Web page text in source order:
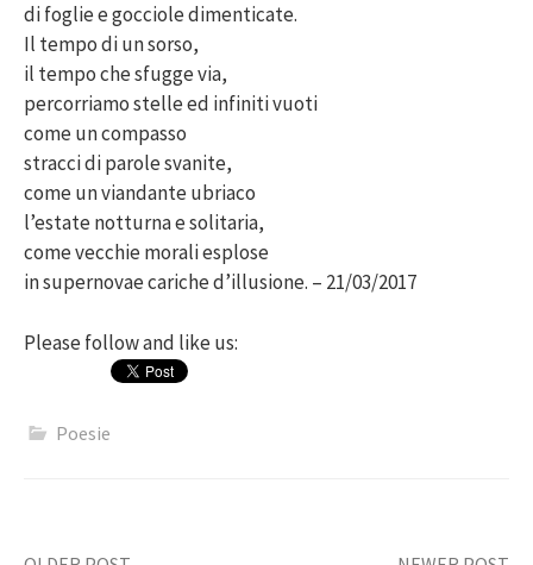
di foglie e gocciole dimenticate.
Il tempo di un sorso,
il tempo che sfugge via,
percorriamo stelle ed infiniti vuoti
come un compasso
stracci di parole svanite,
come un viandante ubriaco
l’estate notturna e solitaria,
come vecchie morali esplose
in supernovae cariche d’illusione. – 21/03/2017
Please follow and like us:
Poesie